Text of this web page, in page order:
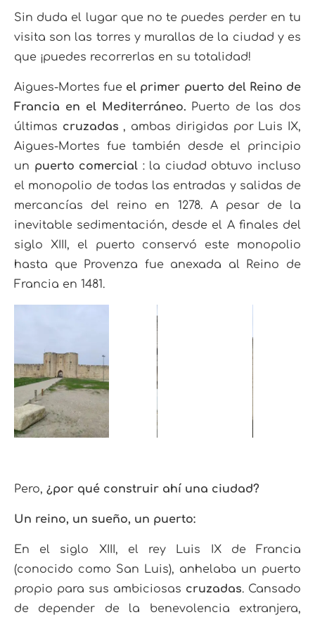
Sin duda el lugar que no te puedes perder en tu
visita son las torres y murallas de la ciudad y es
que ¡puedes recorrerlas en su totalidad!
Aigues-Mortes fue el primer puerto del Reino de
Francia en el Mediterráneo. Puerto de las dos
últimas cruzadas , ambas dirigidas por Luis IX,
Aigues-Mortes fue también desde el principio
un puerto comercial : la ciudad obtuvo incluso
el monopolio de todas las entradas y salidas de
mercancías del reino en 1278. A pesar de la
inevitable sedimentación, desde el A finales del
siglo XIII, el puerto conservó este monopolio
hasta que Provenza fue anexada al Reino de
Francia en 1481.
Pero, ¿por qué construir ahí una ciudad?
Un reino, un sueño, un puerto:
En el siglo XIII, el rey Luis IX de Francia
(conocido como San Luis), anhelaba un puerto
propio para sus ambiciosas cruzadas. Cansado
de depender de la benevolencia extranjera,